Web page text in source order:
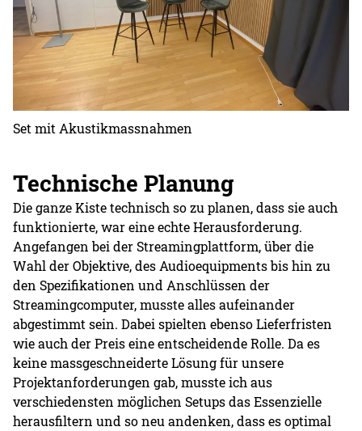
Set mit Akustikmassnahmen
Technische Planung
Die ganze Kiste technisch so zu planen, dass sie auch
funktionierte, war eine echte Herausforderung.
Angefangen bei der Streamingplattform, über die
Wahl der Objektive, des Audioequipments bis hin zu
den Spezifikationen und Anschlüssen der
Streamingcomputer, musste alles aufeinander
abgestimmt sein. Dabei spielten ebenso Lieferfristen
wie auch der Preis eine entscheidende Rolle. Da es
keine massgeschneiderte Lösung für unsere
Projektanforderungen gab, musste ich aus
verschiedensten möglichen Setups das Essenzielle
herausfiltern und so neu andenken, dass es optimal